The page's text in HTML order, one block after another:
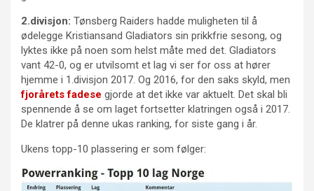
2.divisjon: Tønsberg Raiders hadde muligheten til å
ødelegge Kristiansand Gladiators sin prikkfrie sesong, og
lyktes ikke på noen som helst måte med det. Gladiators
vant 42-0, og er utvilsomt et lag vi ser for oss at hører
hjemme i 1.divisjon 2017. Og 2016, for den saks skyld, men
fjorårets fadese gjorde at det ikke var aktuelt. Det skal bli
spennende å se om laget fortsetter klatringen også i 2017.
De klatrer på denne ukas ranking, for siste gang i år.
Ukens topp-10 plassering er som følger: